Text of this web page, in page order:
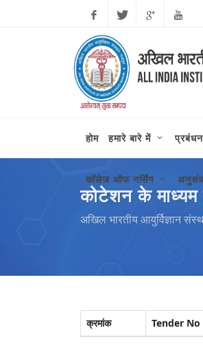
FacebookTwitter
Plus
होम हमारे बारे में प्रबंधन
कॉलेज ऑफ नर्सिंग
कोटेशन के माध्यम
अखिल भारतीय आयुर्विज्ञान
क्रमांक Tender No